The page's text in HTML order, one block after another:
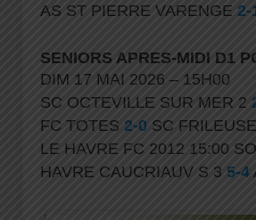
AS ST PIERRE VARENGE 2-
SENIORS APRES-MIDI D1
DIM 17 MAI 2026 – 15H00
SC OCTEVILLE SUR MER 2
FC TOTES 2-0 SC
LE HAVRE FC 2012 15:00
HAVRE CAUCRIAUV S 3 5-4